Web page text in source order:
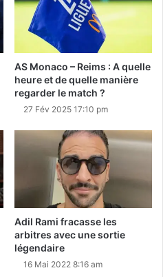
AS Monaco – Reims : A quelle
heure et de quelle manière
regarder le match ?
27 Fév 2025 17:10 pm
Adil Rami fracasse les
arbitres avec une sortie
légendaire
16 Mai 2022 8:16 am